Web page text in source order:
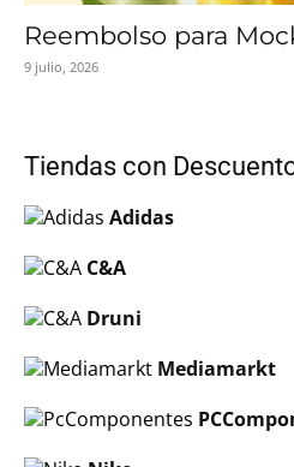
Reembolso para
9 julio, 2026
Tiendas con
Adidas
C&A
Druni
Mediamarkt